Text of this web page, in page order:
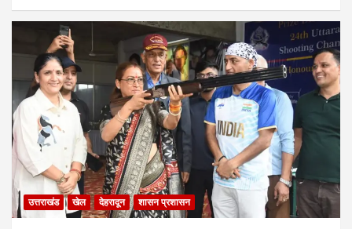
उत्तराखंड खेल देहरादून शासन प्रशासन